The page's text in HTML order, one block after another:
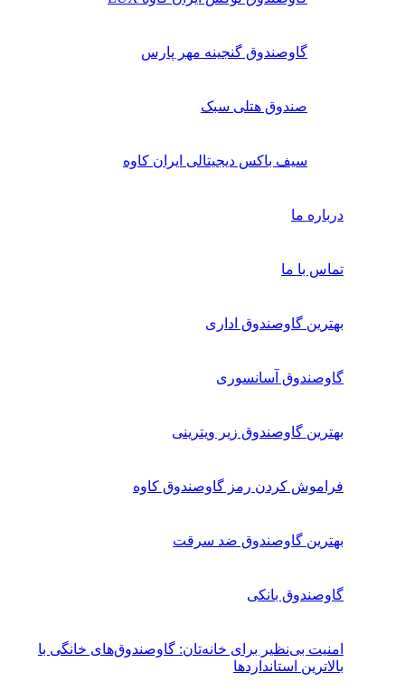
گاوصندوق گنجینه مهر پارس
صندوق هتلی سبک
سیف باکس دیجیتالی ایران کاوه
درباره ما
تماس با ما
بهترین گاوصندوق اداری
گاوصندوق آسانسوری
بهترین گاوصندوق زیر ویترینی
فراموش کردن رمز گاوصندوق کاوه
بهترین گاوصندوق ضد سرقت
گاوصندوق بانکی
امنیت بی‌نظیر برای خانه‌تان: گاوصندوق‌های خانگی با
بالاترین استانداردها